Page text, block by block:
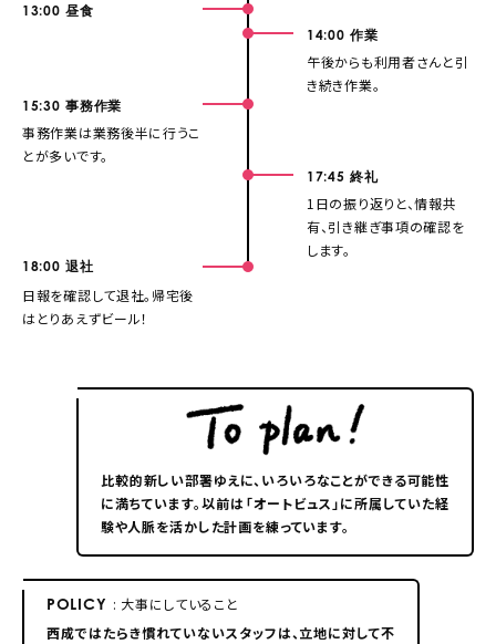
13:00 昼食
14:00 作業
午後からも利用者さんと引
き続き作業。
15:30 事務作業
事務作業は業務後半に行うこ
とが多いです。
17:45 終礼
1日の振り返りと、情報共
有、引き継ぎ事項の確認を
します。
18:00 退社
日報を確認して退社。帰宅後
はとりあえずビール！
比較的新しい部署ゆえに、いろいろなことができる可能性
に満ちています。以前は「オートビュス」に所属していた経
験や人脈を活かした計画を練っています。
POLICY : 大事にしていること
西成ではたらき慣れていないスタッフは、立地に対して不